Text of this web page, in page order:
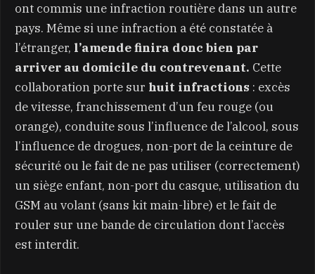
ont commis une infraction routière dans un autre
pays. Même si une infraction a été constatée à
l’étranger, l’amende finira donc bien par
arriver au domicile du contrevenant. Cette
collaboration porte sur huit infractions : excès
de vitesse, franchissement d’un feu rouge (ou
orange), conduite sous l’influence de l’alcool, sous
l’influence de drogues, non-port de la ceinture de
sécurité ou le fait de ne pas utiliser (correctement)
un siège enfant, non-port du casque, utilisation du
GSM au volant (sans kit main-libre) et le fait de
rouler sur une bande de circulation dont l’accès
est interdit.